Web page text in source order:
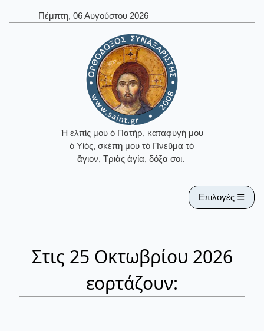
Πέμπτη, 06 Αυγούστου 2026
Ἡ ἐλπίς μου ὁ Πατήρ, καταφυγή μου
ὁ Υἱός, σκέπη μου τὸ Πνεῦμα τὸ
ἅγιον, Τριὰς ἁγία, δόξα σοι.
Επιλογές ☰
Στις 25 Οκτωβρίου 2026
εορτάζουν: